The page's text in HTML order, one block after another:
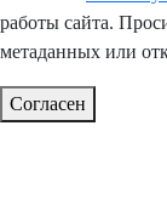
работы сайта.
метаданных или
Согласен